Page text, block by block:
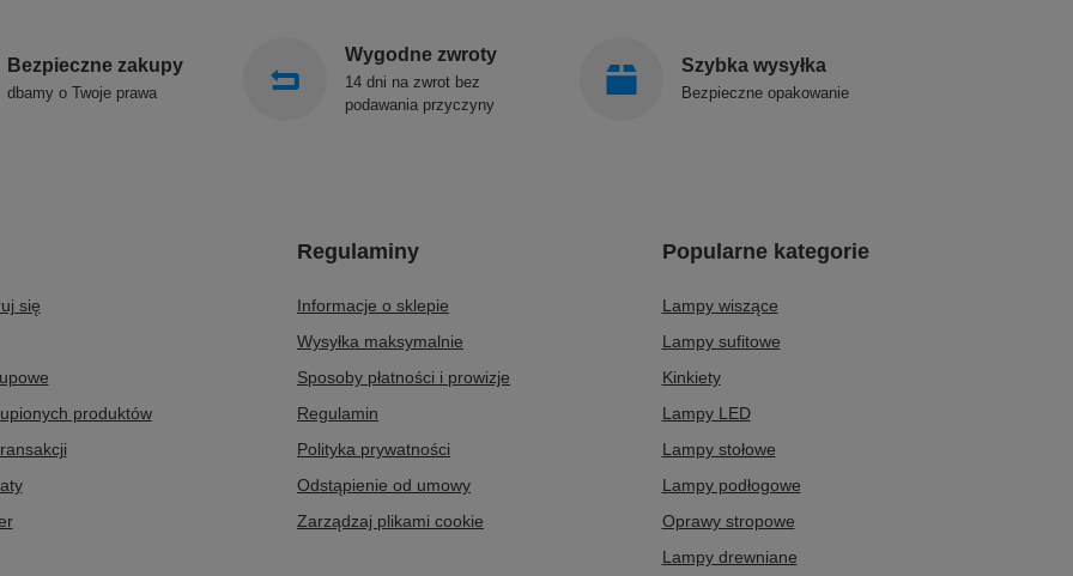
Bezpieczne zakupy
dbamy o Twoje prawa
Wygodne zwroty
14 dni na zwrot bez
podawania przyczyny
Szybka wysyłka
Bezpieczne opakowanie
się
produktów
Regulaminy
Informacje o sklepie
Wysyłka maksymalnie
Sposoby płatności i prowizje
Regulamin
Polityka prywatności
Odstąpienie od umowy
Zarządzaj plikami cookie
Popularne kategorie
Lampy wiszące
Lampy sufitowe
Kinkiety
Lampy LED
Lampy stołowe
Lampy podłogowe
Oprawy stropowe
Lampy drewniane